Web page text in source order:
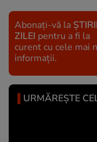
Abonați-vă la
ZILEI pentru a fi la
curent cu cele mai
informații.
URMĂREȘTE